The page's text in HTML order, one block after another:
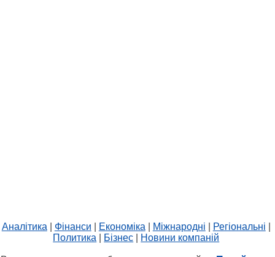
Аналітика| Фінанси Економіка| Міжнародні Регіональні
Политика
Бізнес Новини компаній